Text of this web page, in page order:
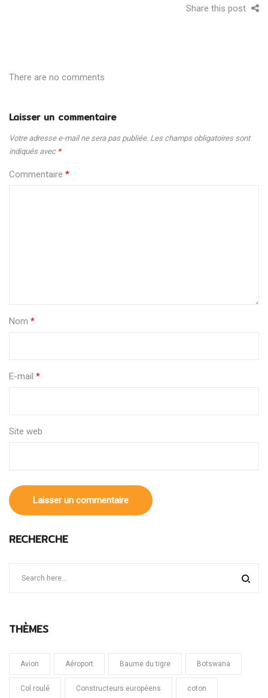
Share this post
There are no comments
Laisser un commentaire
Votre adresse e-mail ne sera pas publiée. Les champs obligatoires sont
indiqués avec *
Commentaire *
Nom *
E-mail *
Site web
RECHERCHE
THÈMES
Avion Aéroport Baume du tigre Botswana
Col roulé Constructeurs européens coton